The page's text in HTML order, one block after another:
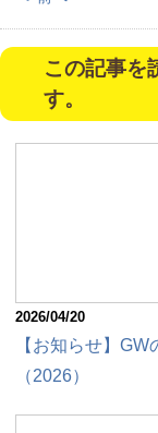
この記事を
す。
2026/04/20
【お知らせ】GW
（2026）